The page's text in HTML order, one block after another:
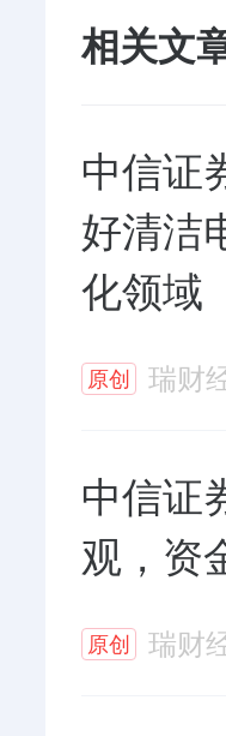
相关文
中信证
好清洁
化领域
原创 瑞财
中信证
观，资
原创 瑞财